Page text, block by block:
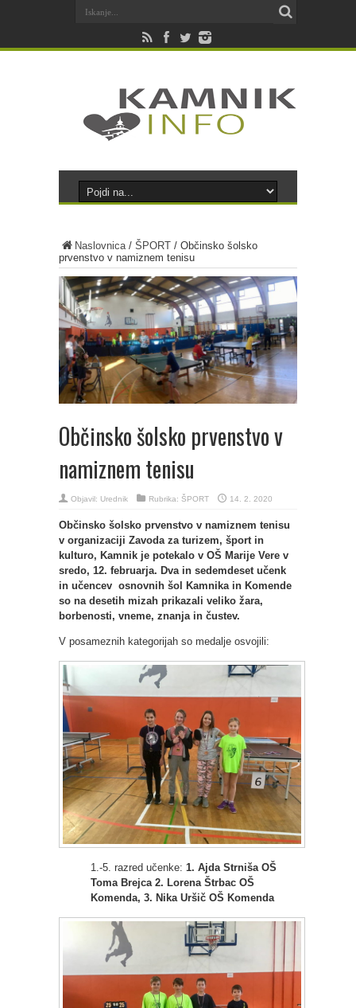
Naslovnica/ ŠPORT / Občinsko šolsko
prvenstvo v namiznem tenisu
Občinsko šolsko prvenstvo v
namiznem tenisu
Objavil: Urednik Rubrika: ŠPORT 14. 2. 2020
Občinsko šolsko prvenstvo v namiznem tenisu
v organizaciji Zavoda za turizem, šport in
kulturo, Kamnik je potekalo v OŠ Marije Vere v
sredo, 12. februarja. Dva in sedemdeset učenk
in učencev osnovnih šol Kamnika in Komende
so na desetih mizah prikazali veliko žara,
borbenosti, vneme, znanja in čustev.
V posameznih kategorijah so medalje osvojili:
1.-5. razred učenke: 1. Ajda Strniša OŠ
Toma Brejca 2. Lorena Štrbac OŠ
Komenda, 3. Nika Uršič OŠ Komenda